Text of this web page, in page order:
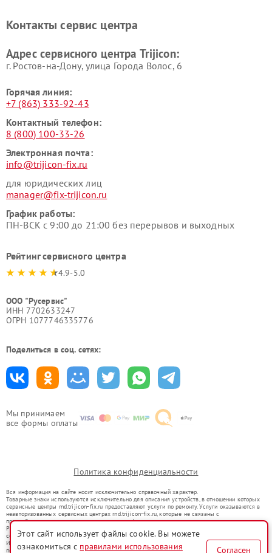
Мы принимаем
все формы оплаты
Контакты сервис центра
Адрес сервисного центра Trijicon:
г. Ростов-на-Дону, улица Города Волос, 6
Горячая линия:
+7 (863) 333-92-43
Контактный телефон:
8 (800) 100-33-26
Электронная почта:
info@trijicon-fix.ru
для юридических лиц
manager@fix-trijicon.ru
График работы:
ПН-ВСК с 9:00 до 21:00 без перерывов и выходных
Рейтинг сервисного центра
4.9-5.0
ООО "Русервис"
ИНН 7702633247
ОГРН 1077746335776
Поделиться в соц. сетях:
Политика конфиденциальности
Вся информация на сайте носит исключительно справочный характер.
Товарные знаки используются исключительно для описания устройств, в отношении которых
сервисные центры rnd.trijicon-fix.ru предоставляют услуги по ремонту. Услуги оказываются в
неавторизованных сервисных центрах rnd.trijicon-fix.ru, которые не связаны с
правообладателями товарных знаков или их официальными представителями.
Ремонт осуществляется для устройств, уже введенных в гражданский оборот в соответствии
со статьей 1487 ГК РФ.
Использование товарных знаков не преследует цели индивидуализации услуг или введения
потребителей в заблуждение, а служит для информирования о предоставляемых услугах по
Этот сайт использует файлы cookie. Вы можете
ознакомиться с правилами использования Согласен